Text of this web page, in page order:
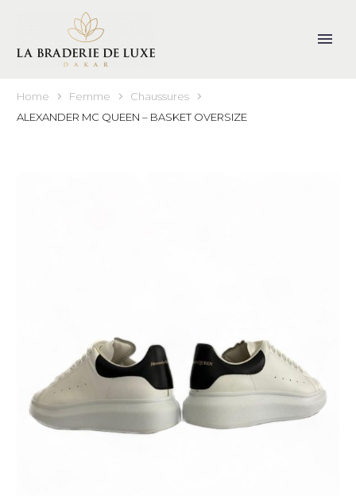
Home Femme
Chaussures
ALEXANDER MC QUEEN – BASKET OVERSIZE